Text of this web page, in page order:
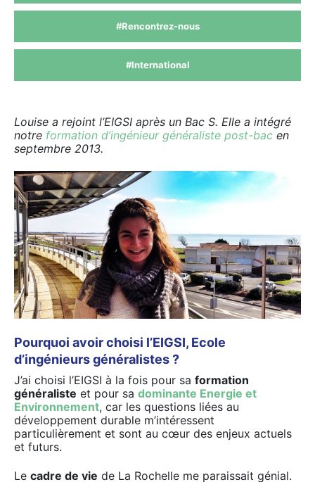
#Rencontrez-nous
#International
Louise a rejoint l’EIGSI après un Bac S. Elle a intégré
notre formation d’ingénieur généraliste post-bac en
septembre 2013.
Pourquoi avoir choisi l’EIGSI, Ecole
d’ingénieurs généralistes ?
J’ai choisi l’EIGSI à la fois pour sa formation
généraliste et pour sa dominante Energie et
Environnement, car les questions liées au
développement durable m’intéressent
particulièrement et sont au cœur des enjeux actuels
et futurs.
Le cadre de vie de La Rochelle me paraissait génial.